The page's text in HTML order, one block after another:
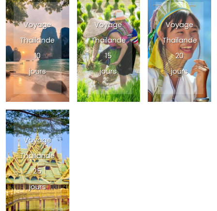
Voyage
Thaïlande
10
jours
Voyage
Thaïlande
15
jours
Voyage
Thaïlande
20
jours
Voyage
Thailande
25
jours